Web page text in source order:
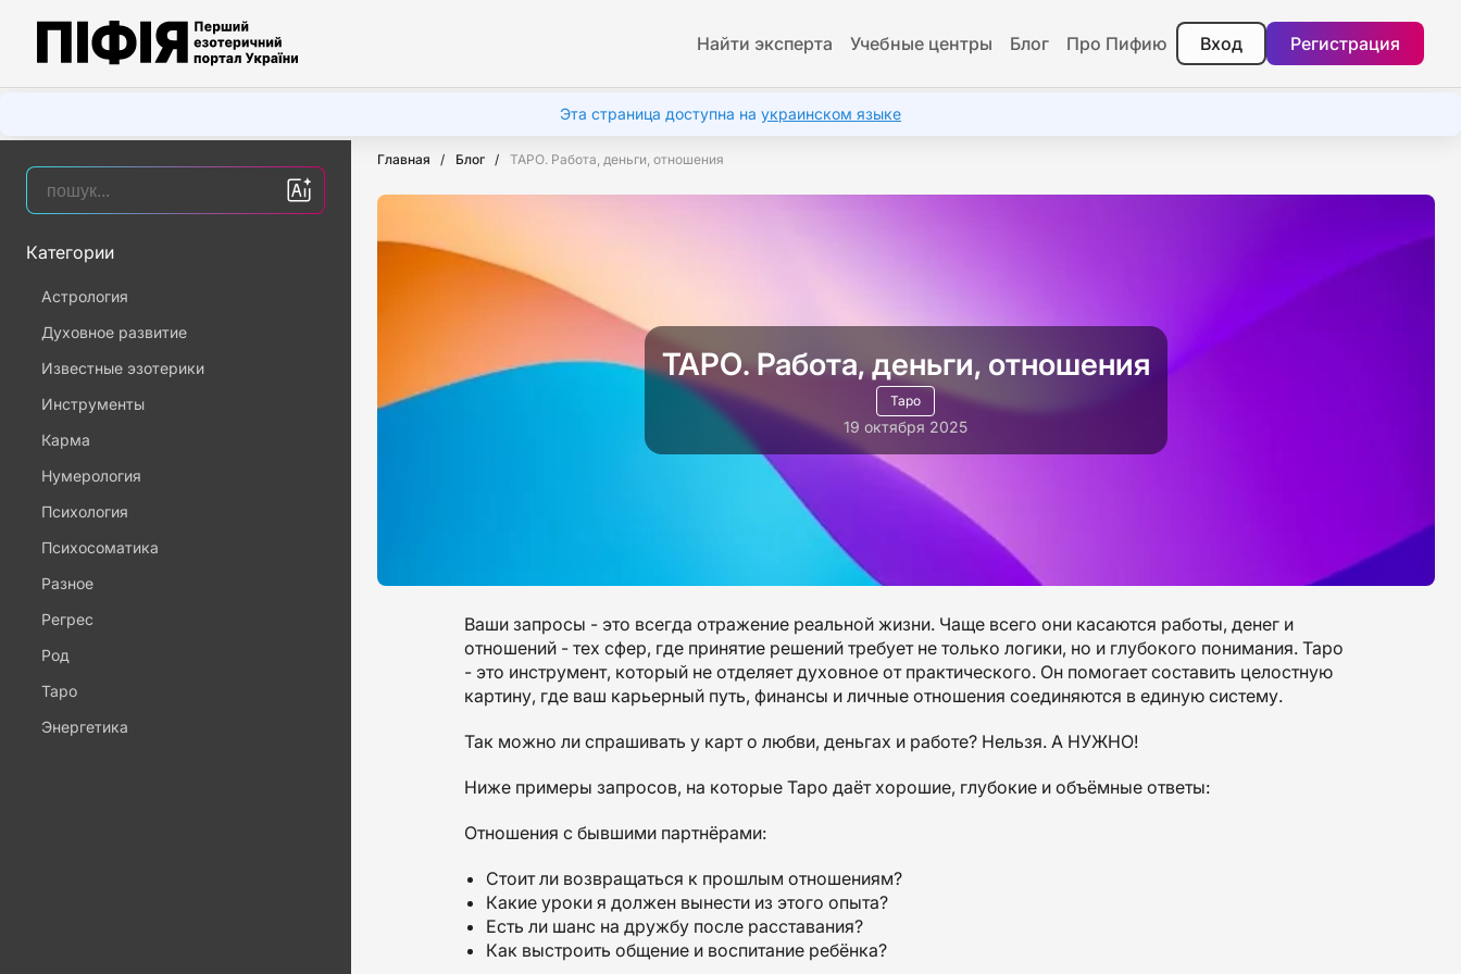
Найти эксперта Учебные центры Блог Про Пифию Вход Регистрация
Эта страница доступна на украинском языке
Главная Блог ТАРО. Работа, деньги, отношения
ТАРО. Работа, деньги, отношения
Таро
19 октября 2025
Ваши запросы - это всегда отражение реальной жизни. Чаще всего они касаются работы, денег и
отношений - тех сфер, где принятие решений требует не только логики, но и глубокого понимания. Таро
- это инструмент, который не отделяет духовное от практического. Он помогает составить целостную
картину, где ваш карьерный путь, финансы и личные отношения соединяются в единую систему.
Так можно ли спрашивать у карт о любви, деньгах и работе? Нельзя. А НУЖНО!
Ниже примеры запросов, на которые Таро даёт хорошие, глубокие и объёмные ответы:
Отношения с бывшими партнёрами:
Стоит ли возвращаться к прошлым отношениям?
Какие уроки я должен вынести из этого опыта?
Есть ли шанс на дружбу после расставания?
Как выстроить общение и воспитание ребёнка?
Категории
Астрология
Духовное развитие
Известные эзотерики
Инструменты
Карма
Нумерология
Психология
Психосоматика
Разное
Регрес
Род
Таро
Энергетика